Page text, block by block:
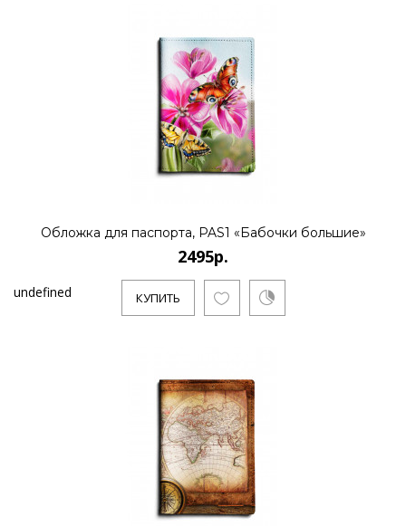
Обложка для паспорта, PAS1 «Бабочки большие»
2495р.
КУПИТЬ
undefined